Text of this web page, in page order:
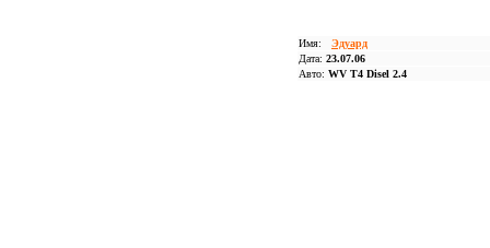
Имя: Эдуард
Дата: 23.07.06
Авто: WV T4 Disel 2.4